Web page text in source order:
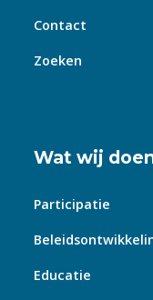
Contact
Zoeken
Wat wij
Participatie
Educatie